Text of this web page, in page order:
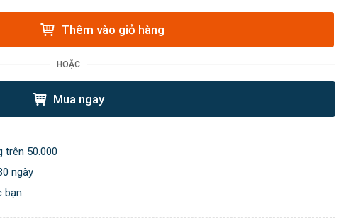
Thêm vào giỏ hàng
HOẶC
Mua ngay
trên 50.000
ngày
bạn